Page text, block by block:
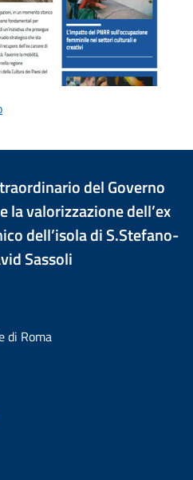
del Governo
la valorizzazione dell’ex
dell’isola di S.Stefano-
Sassoli
di Roma